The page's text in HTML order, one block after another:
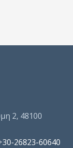
2, 48100
26823-60640